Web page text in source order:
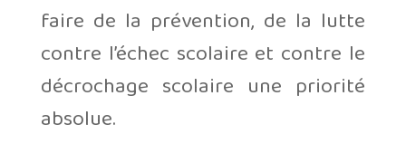
faire de la prévention, de la lutte
contre l’échec scolaire et contre le
décrochage scolaire une priorité
absolue.